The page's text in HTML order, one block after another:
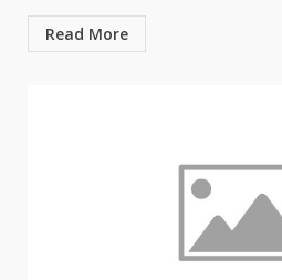
Read More